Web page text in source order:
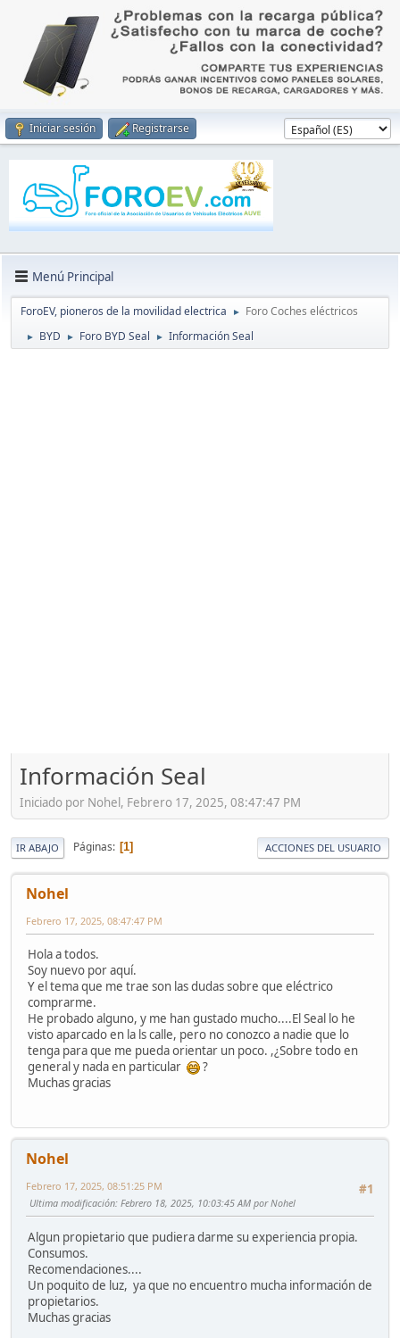
Iniciar sesión Registrarse
Menú Principal
ForoEV, pioneros de la movilidad electrica ► Foro Coches eléctricos
► BYD ► Foro BYD Seal ► Información Seal
Información Seal
Iniciado por Nohel, Febrero 17, 2025, 08:47:47 PM
IR ABAJO Páginas 1 ACCIONES DEL USUARIO
Nohel
Febrero 17, 2025, 08:47:47 PM
Hola a todos.
Soy nuevo por aquí.
Y el tema que me trae son las dudas sobre que eléctrico
comprarme.
He probado alguno, y me han gustado mucho....El Seal lo he
visto aparcado en la ls calle, pero no conozco a nadie que lo
tenga para que me pueda orientar un poco. ,¿Sobre todo en
general y nada en particular
?
Muchas gracias
Nohel
#1
Febrero 17, 2025, 08:51:25 PM
Ultima modificación: Febrero 18, 2025, 10:03:45 AM por Nohel
Algun propietario que pudiera darme su experiencia propia.
Consumos.
Recomendaciones....
Un poquito de luz, ya que no encuentro mucha información de
propietarios.
Muchas gracias